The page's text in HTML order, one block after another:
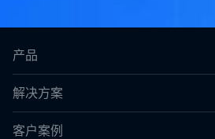
产品
解决方案
客户案例